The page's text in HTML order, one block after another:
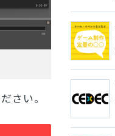
さい。